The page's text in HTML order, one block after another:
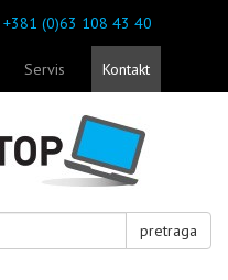
+381 (0)63 108 43 40
Servis Kontakt
pretraga